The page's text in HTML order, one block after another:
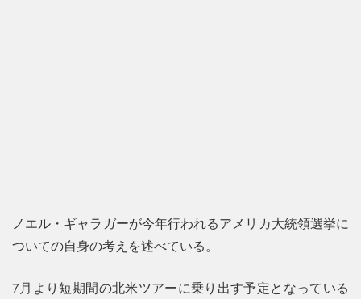
ノエル・ギャラガーが今年行われるアメリカ大統領選挙に
ついての自身の考えを述べている。
7月より短期間の北米ツアーに乗り出す予定となっている